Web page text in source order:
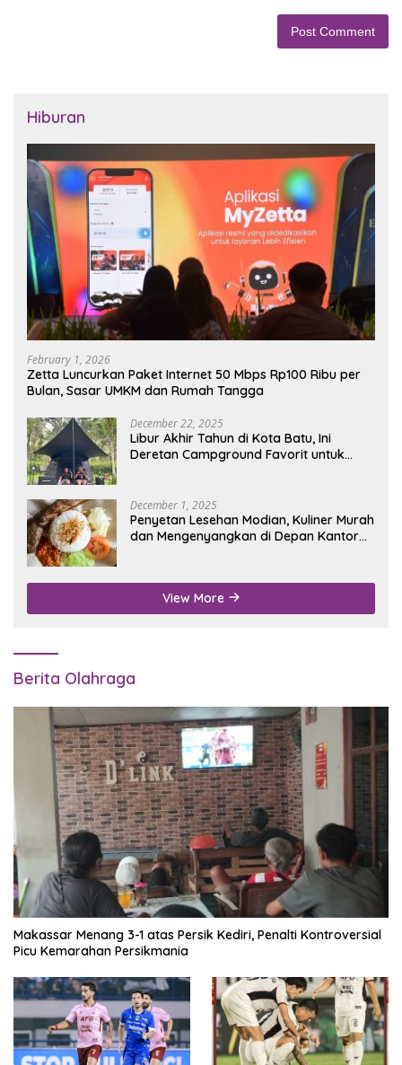
Hiburan
February 1, 2026
Zetta Luncurkan Paket Internet 50 Mbps Rp100 Ribu per
Bulan, Sasar UMKM dan Rumah Tangga
December 22, 2025
Libur Akhir Tahun di Kota Batu, Ini
Deretan Campground Favorit untuk
December 1, 2025
Penyetan Lesehan Modian, Kuliner Murah
dan Mengenyangkan di Depan Kantor
View More
Berita Olahraga
Makassar Menang 3-1 atas Persik Kediri, Penalti Kontroversial
Picu Kemarahan Persikmania